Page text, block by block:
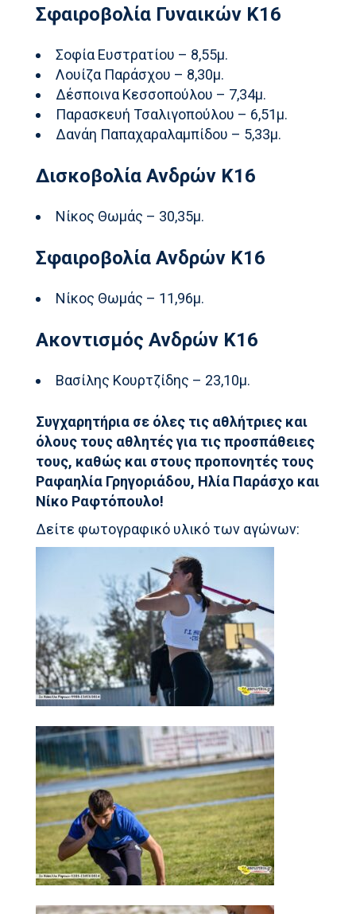
Σφαιροβολία Γυναικών Κ16
Σοφία Ευστρατίου – 8,55μ.
Λουίζα Παράσχου – 8,30μ.
Δέσποινα Κεσσοπούλου – 7,34μ.
Παρασκευή Τσαλιγοπούλου – 6,51μ.
Δανάη Παπαχαραλαμπίδου – 5,33μ.
Δισκοβολία Ανδρών Κ16
Νίκος Θωμάς – 30,35μ.
Σφαιροβολία Ανδρών Κ16
Νίκος Θωμάς – 11,96μ.
Ακοντισμός Ανδρών Κ16
Βασίλης Κουρτζίδης – 23,10μ.
Συγχαρητήρια σε όλες τις αθλήτριες και
όλους τους αθλητές για τις προσπάθειες
τους, καθώς και στους προπονητές τους
Ραφαηλία Γρηγοριάδου, Ηλία Παράσχο και
Νίκο Ραφτόπουλο!
Δείτε φωτογραφικό υλικό των αγώνων: